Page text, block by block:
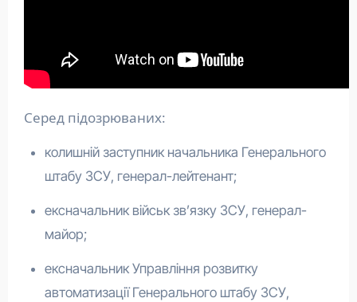
Серед підозрюваних:
колишній заступник начальника Генерального
штабу ЗСУ, генерал-лейтенант;
ексначальник військ зв’язку ЗСУ, генерал-
майор;
ексначальник Управління розвитку
автоматизації Генерального штабу ЗСУ,